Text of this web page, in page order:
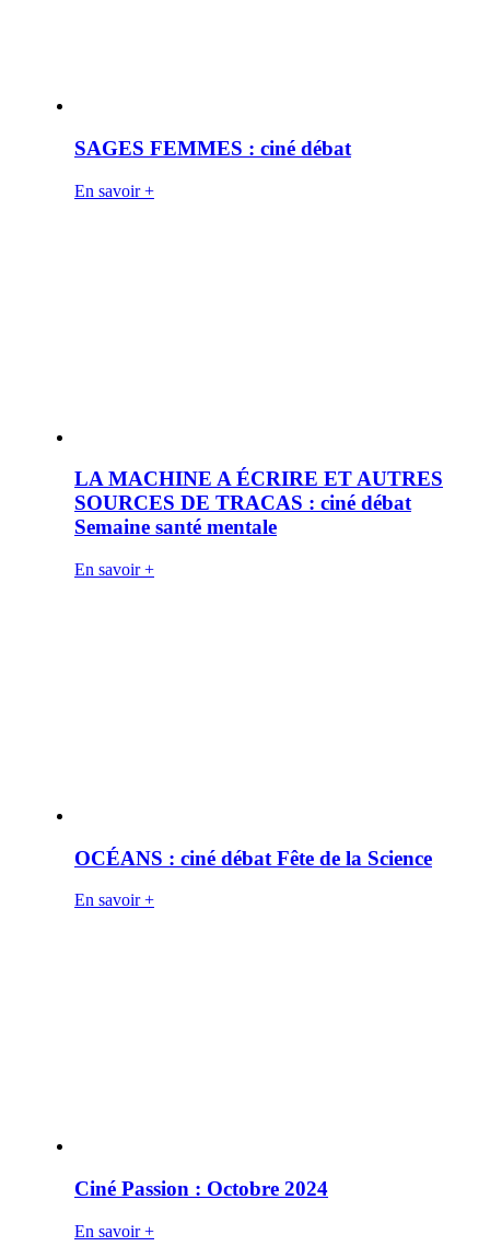
SAGES FEMMES : ciné débat
En savoir +
LA MACHINE A ÉCRIRE ET AUTRES
SOURCES DE TRACAS : ciné débat
Semaine santé mentale
En savoir +
OCÉANS : ciné débat Fête de la Science
En savoir +
Ciné Passion : Octobre 2024
En savoir +